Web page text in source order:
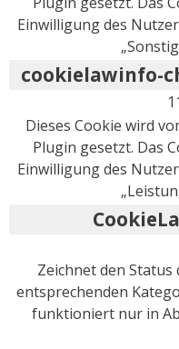
Einwilligung des
cookielawinfo-
Dieses Cookie wird
Plugin gesetzt. Das
Einwilligung des
Zeichnet den
entsprechenden
funktioniert nur in